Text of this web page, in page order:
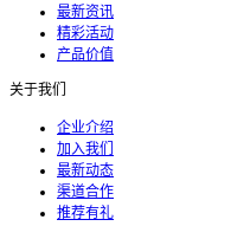
最新资讯
精彩活动
产品价值
关于我们
企业介绍
加入我们
最新动态
渠道合作
推荐有礼